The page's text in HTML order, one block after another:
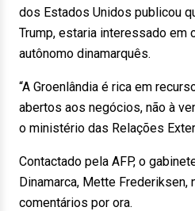
dos Estados Unidos publicou
Trump, estaria interessado em
autônomo dinamarquês.
“A Groenlândia é rica em
abertos aos negócios, não à
o ministério das Relações
Contactado pela AFP, o
Dinamarca, Mette Frederiksen,
comentários por ora.